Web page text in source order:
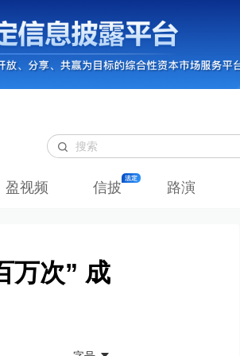
盈视频 信披 路演
万次” 成